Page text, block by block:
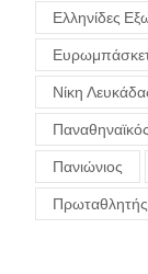
Ελληνίδες
Νίκη
Παναθηναϊκός
Πανιώνιος
Πρωταθλητής